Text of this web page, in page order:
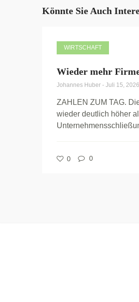
Könnte Sie Auch
WIRTSCHAFT
Wieder mehr
Johannes Huber - Juli 15, 2026
ZAHLEN ZUM TAG.
wieder deutlich höher
0 0